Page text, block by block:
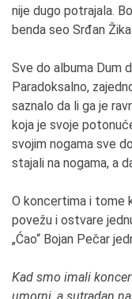
nije dugo potrajala.
benda seo Srđan
Sve do albuma Dum
Paradoksalno,
saznalo da li ga je
koja je svoje
svojim nogama sve
stajali na nogama, a
O koncertima i tome
povežu i ostvare
„Ćao“ Bojan Pečar
Kad smo imali
umorni, a sutradan